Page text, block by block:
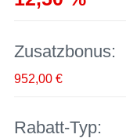
Zusatzbonus:
952,00 €
Rabatt-Typ: